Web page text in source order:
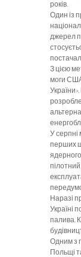
років.
Один із
дже­рел
З цією
моги
У серпні
перших
Наразі
Україні
палива.
Одним з
Польщі